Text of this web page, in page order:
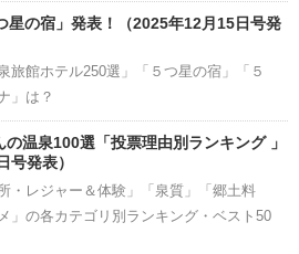
星の宿」発表！（2025年12月15日号発
旅館ホテル250選」「５つ星の宿」「５
」は？
温泉100選「投票理由別ランキング 」
号発表）
・レジャー＆体験」「泉質」「郷土料
」の各カテゴリ別ランキング・ベスト50